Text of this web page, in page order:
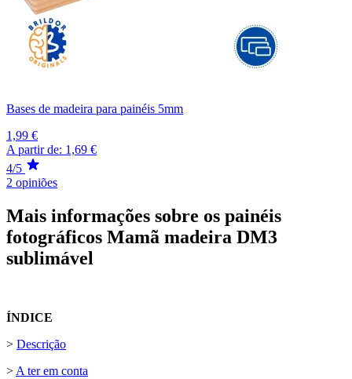
Bases de madeira para painéis 5mm
1,99 €
A partir de: 1,69 €
4/5
2 opiniões
Mais informações sobre os painéis
fotográficos Mamã madeira DM3
sublimável
ÍNDICE
> Descrição
>A ter em conta